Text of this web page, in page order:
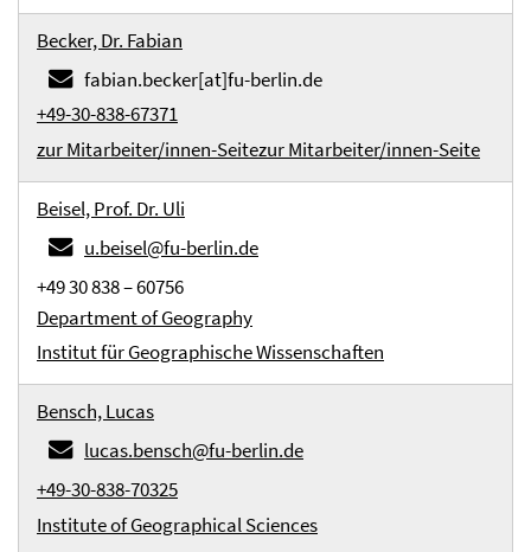
Becker, Dr. Fabian
fabian.becker[at]fu-berlin.de
+49-30-838-67371
zur Mitarbeiter/innen-Seitezur Mitarbeiter/innen-Seite
Beisel, Prof. Dr. Uli
u.beisel@fu-berlin.de
+49 30 838 – 60756
Department of Geography
Institut für Geographische Wissenschaften
Bensch, Lucas
lucas.bensch@fu-berlin.de
+49-30-838-70325
Institute of Geographical Sciences